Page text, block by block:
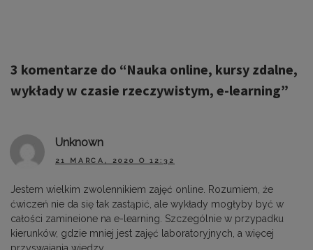
3 komentarze do “Nauka online, kursy zdalne,
wykłady w czasie rzeczywistym, e-learning”
Unknown
21 MARCA, 2020 O 12:32
Jestem wielkim zwolennikiem zajęć online. Rozumiem, że
ćwiczeń nie da się tak zastąpić, ale wykłady mogłyby być w
całości zamineione na e-learning. Szczególnie w przypadku
kierunków, gdzie mniej jest zajęć laboratoryjnych, a więcej